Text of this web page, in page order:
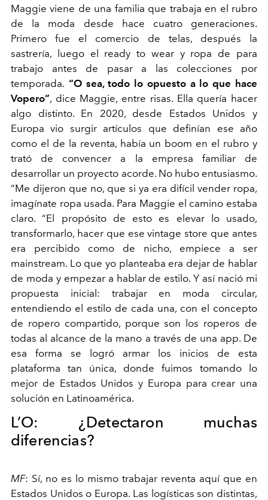
Maggie viene de una familia que trabaja en el rubro
de la moda desde hace cuatro generaciones.
Primero fue el comercio de telas, después la
sastrería, luego el ready to wear y ropa de para
trabajo antes de pasar a las colecciones por
temporada. “O sea, todo lo opuesto a lo que hace
Vopero”, dice Maggie, entre risas. Ella quería hacer
algo distinto. En 2020, desde Estados Unidos y
Europa vio surgir artículos que definían ese año
como el de la reventa, había un boom en el rubro y
trató de convencer a la empresa familiar de
desarrollar un proyecto acorde. No hubo entusiasmo.
“Me dijeron que no, que si ya era difícil vender ropa,
imagínate ropa usada. Para Maggie el camino estaba
claro. “El propósito de esto es elevar lo usado,
transformarlo, hacer que esevintagestore que antes
era percibido como de nicho, empiece a ser
mainstream. Lo que yo planteaba era dejar de hablar
de moda y empezar a hablar de estilo. Y así nació mi
propuesta inicial: trabajar en moda circular,
entendiendo el estilo de cada una, con el concepto
de ropero compartido, porque son los roperos de
todas al alcance de la mano a través de una app. De
esa forma se logró armar los inicios de esta
plataforma tan única, donde fuimos tomando lo
mejor de Estados Unidos y Europa para crear una
solución en Latinoamérica.
L’O: ¿Detectaron muchas
diferencias?
MF: Sí, no es lo mismo trabajar reventa aquí que en
Estados Unidos o Europa. Las logísticas son distintas,